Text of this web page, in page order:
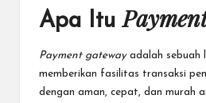
Apa Itu
Payment gatewayadalah sebuah
memberikan fasilitas transaksi
dengan aman, cepat, dan murah